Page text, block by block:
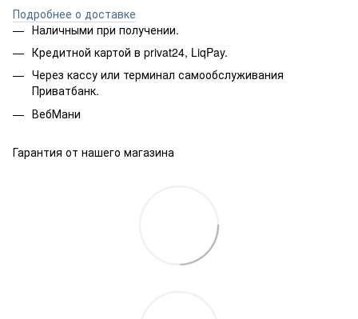
Подробнее о доставке
Наличными при получении.
Кредитной картой в privat24, LiqPay.
Через кассу или терминал самообслуживания
Приватбанк.
ВебМани
Гарантия от нашего магазина